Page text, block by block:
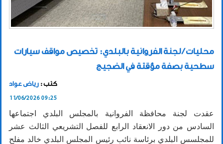
محليات / لجنة الفروانية بالبلدي: تخصيص مواقف سيارات
سطحية بصفة مؤقتة في الضجيج
كتب : رياض عواد
11/06/2026 09:25
عقدت لجنة محافظة الفروانية بالمجلس البلدي اجتماعها
السادس من دور الانعقاد الرابع للفصل التشريعي الثالث عشر
للمجلسس البلدي برئاسة نائب رئيس المجلس البلدي خالد مفلح